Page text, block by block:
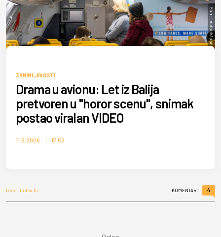
Shutterstock/photosounds
ZANIMLJIVOSTI
Drama u avionu: Let iz Balija
pretvoren u "horor scenu", snimak
postao viralan VIDEO
11.5.2026. 17:52
Izvor: Index.hr KOMENTARI 4